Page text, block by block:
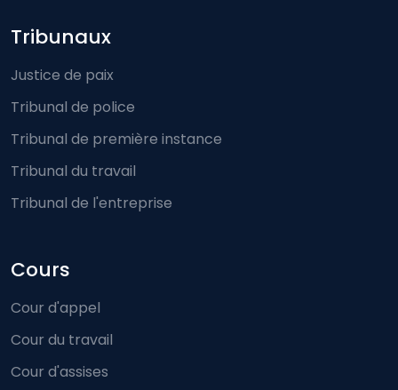
Footer-menu
Tribunaux
Justice de paix
Tribunal de police
Tribunal de première instance
Tribunal du travail
Tribunal de l'entreprise
Cours
Cour d'appel
Cour du travail
Cour d'assises